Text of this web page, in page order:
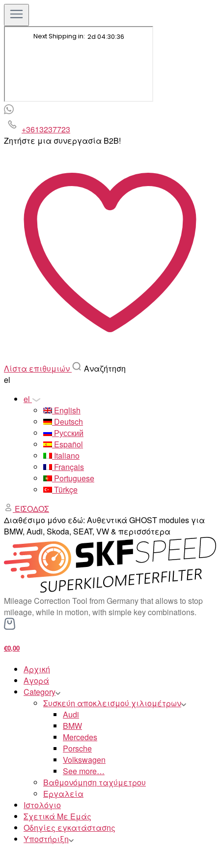
+3613237723
Ζητήστε μια συνεργασία B2B!
Λίστα επιθυμιών
Αναζήτηση
el
el
English
Deutsch
Русский
Español
Italiano
Français
Portuguese
Türkçe
ΕΙΣΟΔΟΣ
Διαθέσιμο μόνο εδώ: Αυθεντικά GHOST modules για
BMW, Audi, Skoda, SEAT, VW & περισσότερα
Mileage Correction Tool from Germany that allows to stop
mileage, while in motion, with simple key combinations.
€0,00
Αρχική
Αγορά
Category
Συσκεύη αποκλεισμού χιλιομέτρων
Audi
BMW
Mercedes
Porsche
Volkswagen
See more…
Βαθμονόμηση ταχύμετρου
Εργαλεία
Ιστολόγιο
Σχετικά Με Εμάς
Οδηγίες εγκατάστασης
Υποστήριξη